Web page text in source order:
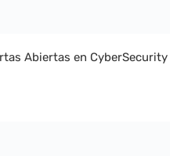
Abiertas en CyberSecurity